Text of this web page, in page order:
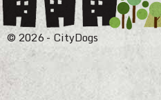
© 2026 - CityDogs